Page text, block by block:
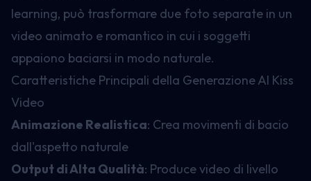
learning, può trasformare due foto separate in un
video animato e romantico in cui i soggetti
appaiono baciarsi in modo naturale.
Caratteristiche Principali della Generazione AI Kiss
Video
Animazione Realistica: Crea movimenti di bacio
dall'aspetto naturale
Output di Alta Qualità: Produce video di livello